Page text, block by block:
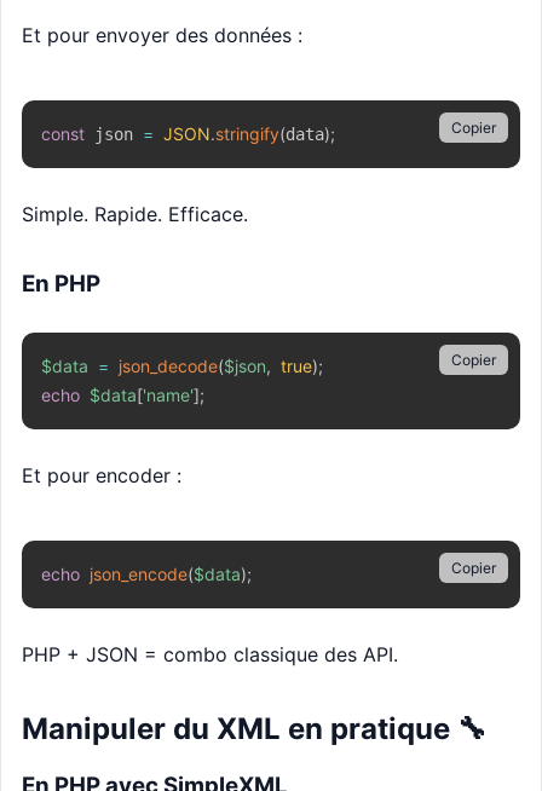
Et pour envoyer des données :
const json = JSON.stringify(data); Copier
Simple. Rapide. Efficace.
En PHP
$data = json_decode($json, true);
echo $data['name'];
Copier
Et pour encoder :
echo json_encode($data); Copier
PHP + JSON = combo classique des API.
Manipuler du XML en pratique 🔧